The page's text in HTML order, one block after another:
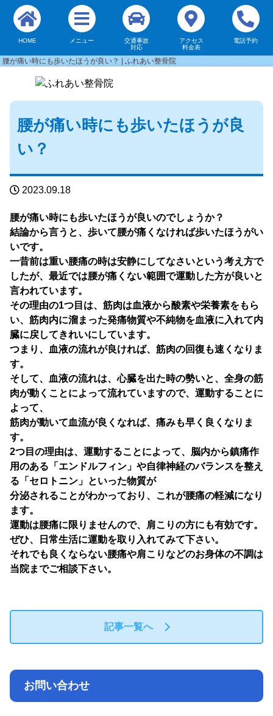
腰が痛い時にも歩いたほうが良い？ | ふれあい整骨院
HOME メニュー
交通事故
対応
アクセス
料金表
電話予約
腰が痛い時にも歩いたほうが良
い？
2023.09.18
腰が痛い時にも歩いたほうが良いのでしょうか？
結論から言うと、歩いて腰が痛くなければ歩いたほうがい
いです。
一昔前は重い腰痛の時は安静にしてなさいという考え方で
したが、最近では腰が痛くない範囲で運動した方が良いと
言われています。
その理由の1つ目は、筋肉は血液から酸素や栄養素をもら
い、筋肉内に溜まった発痛物質や不純物を血液に入れて内
臓に戻してきれいにしています。
つまり、血液の流れが良ければ、筋肉の回復も速くなりま
す。
そして、血液の流れは、心臓を出た時の勢いと、全身の筋
肉が動くことによって流れていますので、運動することに
よって、
筋肉が動いて血流が良くなれば、痛みも早く良くなりま
す。
2つ目の理由は、運動することによって、脳内から鎮痛作
用のある「エンドルフィン」や自律神経のバランスを整え
る「セロトニン」といった物質が
分泌されることがわかっており、これが腰痛の軽減になり
ます。
運動は腰痛に限りませんので、肩こりの方にも有効です。
ぜひ、日常生活に運動を取り入れてみて下さい。
それでも良くならない腰痛や肩こりなどのお身体の不調は
当院までご相談下さい。
記事一覧へ
お問い合わせ